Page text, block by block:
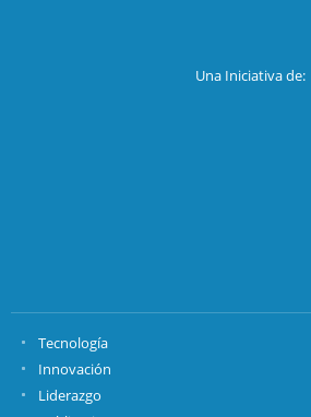
Una Iniciativa de:
Tecnología
Innovación
Liderazgo